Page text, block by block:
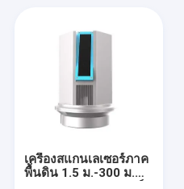
เครื่องสแกนเลเซอร์ภาค
พื้นดิน 1.5 ม.-300 ม.